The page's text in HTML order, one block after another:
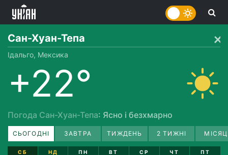
Сан-Хуан-Тепа
Ідальго, Мексика
+22°
Погода Сан-Хуан-Тепа: Ясно і безхмарно
СЬОГОДНІ ЗАВТРА ТИЖДЕНЬ 2 ТИЖНІ
СБ
НД
ПН
ВТ
СР
ЧТ
ПТ